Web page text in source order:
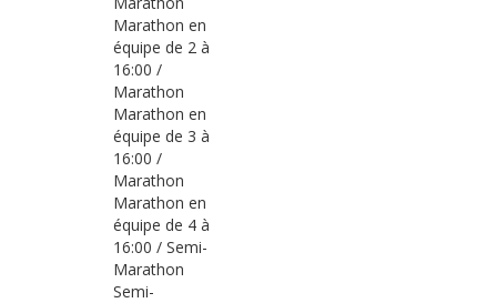
Marathon en
équipe de 2 à
16:00 /
Marathon
Marathon en
équipe de 3 à
16:00 /
Marathon
Marathon en
équipe de 4 à
16:00 / Semi-
Marathon
Semi-